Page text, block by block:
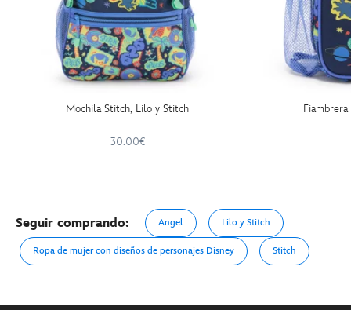
Mochila Stitch, Lilo y Stitch
30.00€
Seguir comprando: Angel Lilo y Stitch
Ropa de mujer con diseños de personajes Disney Stitch